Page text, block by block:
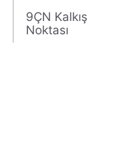
9ÇN Kalkış
Noktası